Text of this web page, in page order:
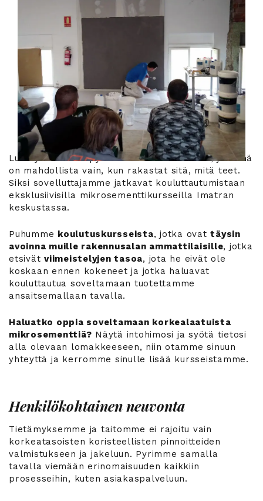
Luxury Concrete pyrimme erinomaisuuteen, ja tämä
on mahdollista vain, kun rakastat sitä, mitä teet.
Siksi sovelluttajamme jatkavat kouluttautumistaan ​​
eksklusiivisilla mikrosementtikursseilla Imatran
keskustassa.
Puhumme koulutuskursseista, jotka ovattäysin
avoinna muille rakennusalan ammattilaisille, jotka
etsivät viimeistelyjen tasoa, jota he eivät ole
koskaan ennen kokeneet ja jotka haluavat
kouluttautua soveltamaan tuotettamme
ansaitsemallaan tavalla.
Haluatko oppia soveltamaan korkealaatuista
mikrosementtiä? Näytä intohimosi ja syötä tietosi
alla olevaan lomakkeeseen, niin otamme sinuun
yhteyttä ja kerromme sinulle lisää kursseistamme.
Henkilökohtainen neuvonta
Tietämyksemme ja taitomme ei rajoitu vain
korkeatasoisten koristeellisten pinnoitteiden
valmistukseen ja jakeluun. Pyrimme samalla
tavalla viemään erinomaisuuden kaikkiin
prosesseihin, kuten asiakaspalveluun.